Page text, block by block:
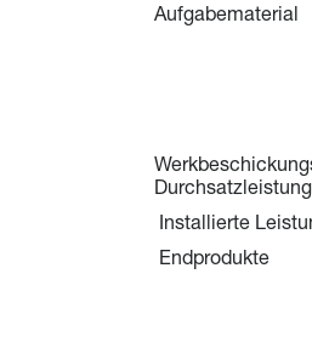
Aufgabematerial
Durchsatzleistung
Installierte
Endprodukte